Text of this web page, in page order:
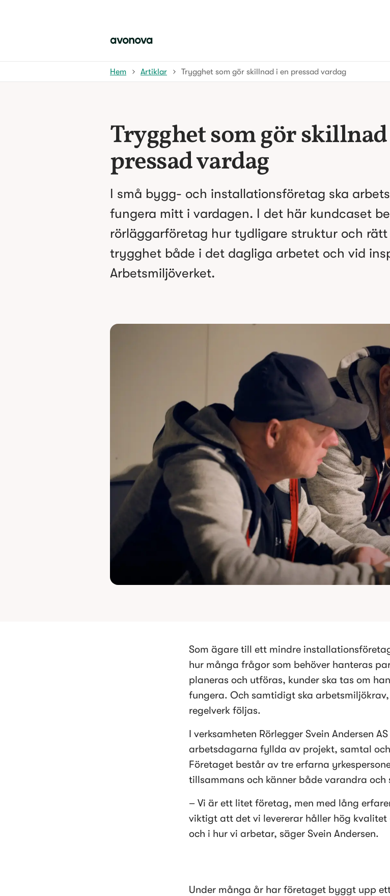
Hem Artiklar Trygghet som gör skillnad i en pressad vardag
Trygghet som gör
pressad vardag
I små bygg- och installationsföretag ska
fungera mitt i vardagen. I det här kundcaset
rörläggarföretag hur tydligare struktur och
trygghet både i det dagliga arbetet och vid
Arbetsmiljöverket.
Som ägare till ett mindre
hur många frågor som behöver hanteras
planeras och utföras, kunder ska tas om
fungera. Och samtidigt ska
regelverk följas.
I verksamheten Rörlegger Svein Andersen
arbetsdagarna fyllda av projekt, samtal
Företaget består av tre erfarna
tillsammans och känner både varandra och
– Vi är ett litet företag, men med lång
viktigt att det vi levererar håller hög
och i hur vi arbetar, säger Svein Andersen.
Under många år har företaget byggt upp